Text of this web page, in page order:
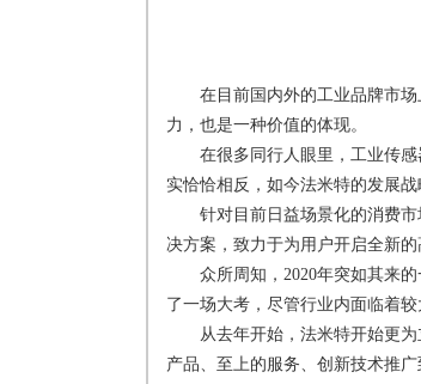
在目前国内外的工业品牌市
力，也是一种价值的体现。
在很多同行人眼里，工业传
实恰恰相反，如今法米特的发展
针对目前日益场景化的消费
决方案，致力于为用户开启全新的
众所周知，2020年突如其来
了一场大考，尽管行业内面临着
从去年开始，法米特开始更
产品、至上的服务、创新技术推